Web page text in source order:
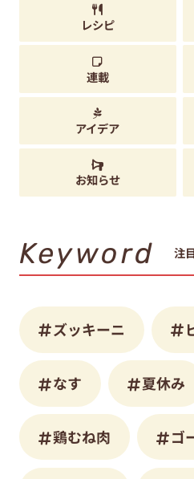
レシピ
連載
アイデア
お知らせ
Keyword 注
ズッキーニ
なす 夏休み
鶏むね肉 ゴ